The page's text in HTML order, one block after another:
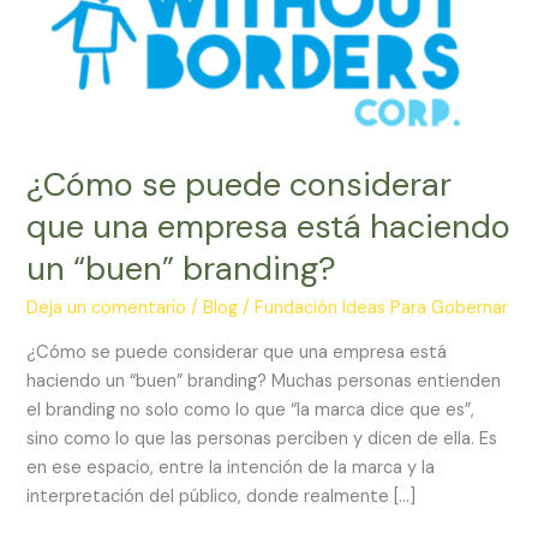
¿Cómo se puede considerar
que una empresa está haciendo
un “buen” branding?
Deja un comentario /Blog /Fundación Ideas Para Gobernar
¿Cómo se puede considerar que una empresa está
haciendo un “buen” branding? Muchas personas entienden
el branding no solo como lo que “la marca dice que es”,
sino como lo que las personas perciben y dicen de ella. Es
en ese espacio, entre la intención de la marca y la
interpretación del público, donde realmente […]